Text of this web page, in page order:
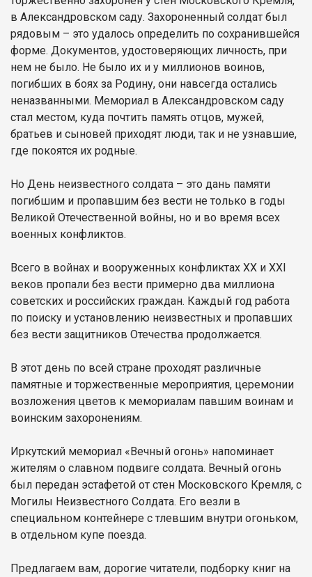
в Александровском саду. Захороненный солдат был
рядовым – это удалось определить по сохранившейся
форме. Документов, удостоверяющих личность, при
нем не было. Не было их и у миллионов воинов,
погибших в боях за Родину, они навсегда остались
неназванными. Мемориал в Александровском саду
стал местом, куда почтить память отцов, мужей,
братьев и сыновей приходят люди, так и не узнавшие,
где покоятся их родные.
Но День неизвестного солдата – это дань памяти
погибшим и пропавшим без вести не только в годы
Великой Отечественной войны, но и во время всех
военных конфликтов.
Всего в войнах и вооруженных конфликтах ХХ и ХХI
веков пропали без вести примерно два миллиона
советских и российских граждан. Каждый год работа
по поиску и установлению неизвестных и пропавших
без вести защитников Отечества продолжается.
В этот день по всей стране проходят различные
памятные и торжественные мероприятия, церемонии
возложения цветов к мемориалам павшим воинам и
воинским захоронениям.
Иркутский мемориал «Вечный огонь» напоминает
жителям о славном подвиге солдата. Вечный огонь
был передан эстафетой от стен Московского Кремля, с
Могилы Неизвестного Солдата. Его везли в
специальном контейнере с тлевшим внутри огоньком,
в отдельном купе поезда.
Предлагаем вам, дорогие читатели, подборку книг на